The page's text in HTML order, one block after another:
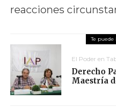
reacciones
El Poder en
Derecho
Maestría